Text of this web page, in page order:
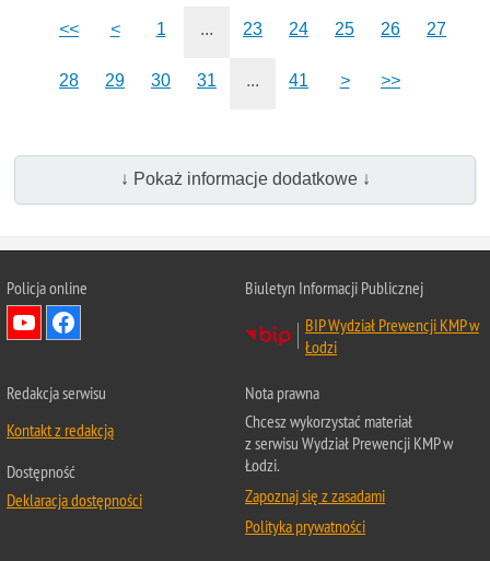
<< < 1 ... 23 24 25 26 27
28 29 30 31 ... 41 > >>
↓ Pokaż informacje dodatkowe ↓
Policja online
Biuletyn Informacji Publicznej
BIP Wydział Prewencji KMP w
Łodzi
Redakcja serwisu
Kontakt z redakcją
Dostępność
Deklaracja dostępności
Nota prawna
Chcesz wykorzystać materiał
z serwisu Wydział Prewencji KMP w
Łodzi.
Zapoznaj się z zasadami
Polityka prywatności